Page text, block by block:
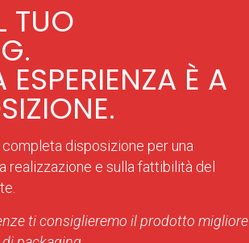
TUO
È A
disposizione per una
realizzazione e sulla fattibilità del
ti consiglieremo il prodotto migliore